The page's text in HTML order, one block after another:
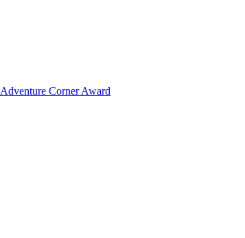
Adventure Corner Award